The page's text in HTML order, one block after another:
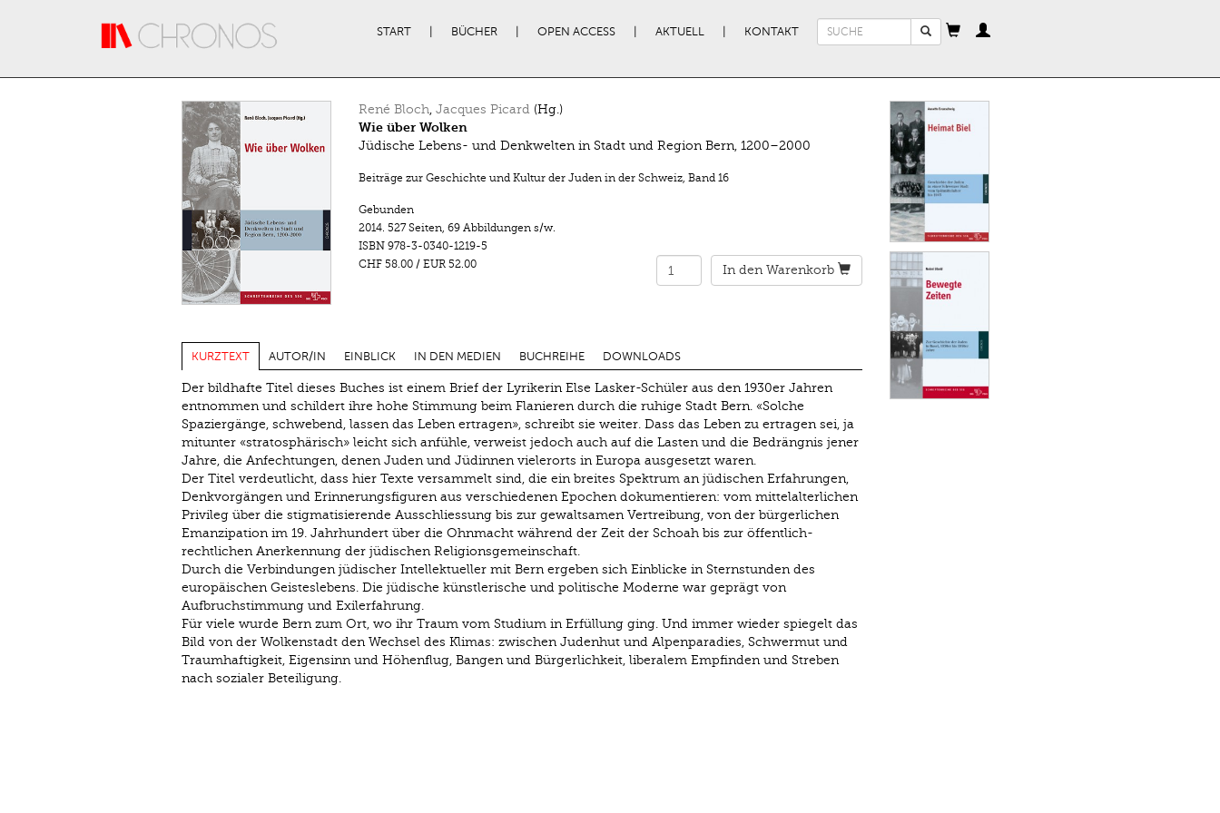
START BÜCHER OPEN ACCESS AKTUELL KONTAKT
Suchformular
René Bloch, Jacques Picard(Hg.)
Wie über Wolken
Jüdische Lebens- und Denkwelten in Stadt und Region Bern, 1200–2000
Beiträge zur Geschichte und Kultur der Juden in der Schweiz, Band 16
Gebunden
2014. 527 Seiten, 69 Abbildungen s/w.
ISBN 978-3-0340-1219-5
CHF 58.00/ EUR 52.00 In den Warenkorb
KURZTEXT AUTOR/IN EINBLICK IN DEN MEDIEN BUCHREIHE DOWNLOADS
Der bildhafte Titel dieses Buches ist einem Brief der Lyrikerin Else Lasker-Schüler aus den 1930er Jahren
entnommen und schildert ihre hohe Stimmung beim Flanieren durch die ruhige Stadt Bern. «Solche
Spaziergänge, schwebend, lassen das Leben ertragen», schreibt sie weiter. Dass das Leben zu ertragen sei, ja
mitunter «stratosphärisch» leicht sich anfühle, verweist jedoch auch auf die Lasten und die Bedrängnis jener
Jahre, die Anfechtungen, denen Juden und Jüdinnen vielerorts in Europa ausgesetzt waren.
Der Titel verdeutlicht, dass hier Texte versammelt sind, die ein breites Spektrum an jüdischen Erfahrungen,
Denkvorgängen und Erinnerungsfiguren aus verschiedenen Epochen dokumentieren: vom mittelalterlichen
Privileg über die stigmatisierende Ausschliessung bis zur gewaltsamen Vertreibung, von der bürgerlichen
Emanzipation im 19. Jahrhundert über die Ohnmacht während der Zeit der Schoah bis zur öffentlich-
rechtlichen Anerkennung der jüdischen Religionsgemeinschaft.
Durch die Verbindungen jüdischer Intellektueller mit Bern ergeben sich Einblicke in Sternstunden des
europäischen Geisteslebens. Die jüdische künstlerische und politische Moderne war geprägt von
Aufbruchstimmung und Exilerfahrung.
Für viele wurde Bern zum Ort, wo ihr Traum vom Studium in Erfüllung ging. Und immer wieder spiegelt das
Bild von der Wolkenstadt den Wechsel des Klimas: zwischen Judenhut und Alpenparadies, Schwermut und
Traumhaftigkeit, Eigensinn und Höhenflug, Bangen und Bürgerlichkeit, liberalem Empfinden und Streben
nach sozialer Beteiligung.